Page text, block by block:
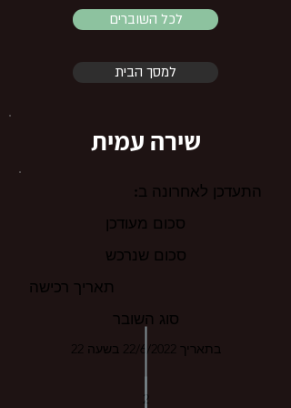
לכל השוברים
למסך הבית
שירה עמית
התעדכן לאחרונה ב:
סכום מעודכן
סכום שנרכש
תאריך רכישה
סוג השובר
בתאריך 22/6/2022 בשעה 22
2